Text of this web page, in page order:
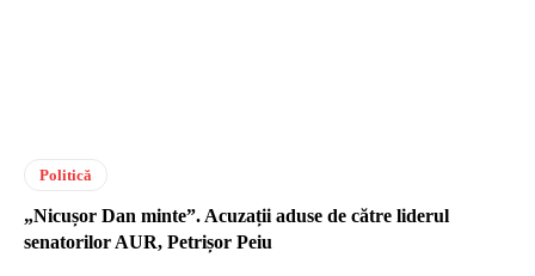
Politică
„Nicușor Dan minte”. Acuzații aduse de către liderul
senatorilor AUR, Petrișor Peiu